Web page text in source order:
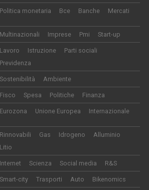
Politica monetaria Bce Banche Mercati
Multinazionali Imprese Pmi Start-up
Lavoro Istruzione
Parti sociali
Previdenza
Sostenibilità Ambiente
Fisco Spesa Politiche Finanza
Eurozona Unione Europea Internazionale
Rinnovabili Gas Idrogeno
Alluminio
Litio
Internet Scienza Social media R&S
Smart-city Trasporti Auto Bikenomics